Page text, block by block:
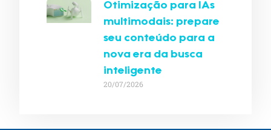
Otimização para IAs
multimodais: prepare
seu conteúdo para a
nova era da busca
inteligente
20/07/2026